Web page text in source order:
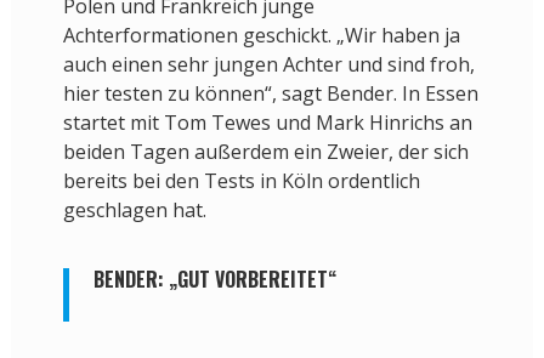
Polen und Frankreich junge
Achterformationen geschickt. „Wir haben ja
auch einen sehr jungen Achter und sind froh,
hier testen zu können“, sagt Bender. In Essen
startet mit Tom Tewes und Mark Hinrichs an
beiden Tagen außerdem ein Zweier, der sich
bereits bei den Tests in Köln ordentlich
geschlagen hat.
BENDER: „GUT VORBEREITET“